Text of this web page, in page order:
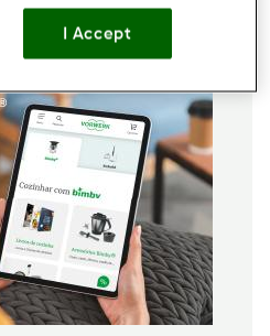
à lista de compras
I Accept